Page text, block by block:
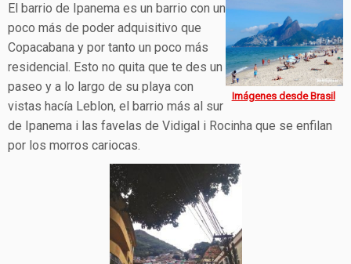
Imágenes desde Brasil
El barrio de Ipanema es un barrio con un
poco más de poder adquisitivo que
Copacabana y por tanto un poco más
residencial. Esto no quita que te des un
paseo y a lo largo de su playa con
vistas hacía Leblon, el barrio más al sur
de Ipanema i las favelas de Vidigal i Rocinha que se enfilan
por los morros cariocas.